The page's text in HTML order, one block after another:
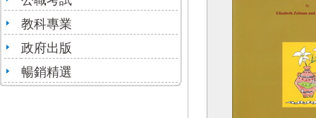
教科專業
政府出版
暢銷精選